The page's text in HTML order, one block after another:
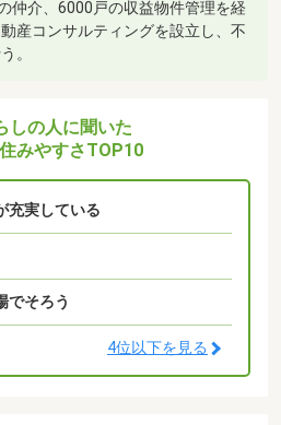
仲介、6000戸の収益物件管理を経
産コンサルティングを設立し、不
。
しの人に聞いた
みやすさTOP10
充実している
でそろう
4位以下を見る